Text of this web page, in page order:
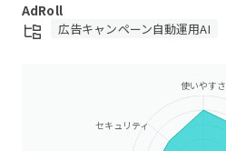
AdRoll
広告キャンペーン自動運用AI
使いやすさ
セキュリティ